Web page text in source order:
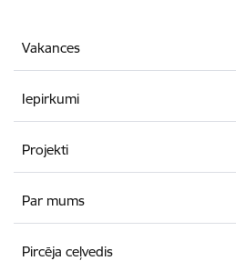
Vakances
Iepirkumi
Projekti
Par mums
Pircēja ceļvedis